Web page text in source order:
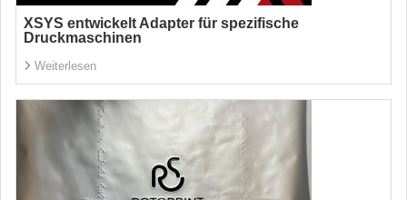
XSYS entwickelt Adapter für spezifische
Druckmaschinen
Weiterlesen